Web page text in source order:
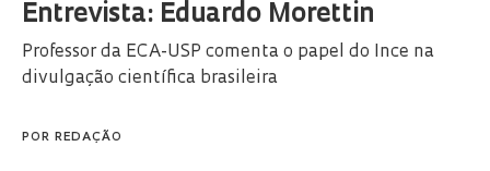
Entrevista: Eduardo Morettin
Professor da ECA-USP comenta o papel do Ince na
divulgação científica brasileira
POR REDAÇÃO